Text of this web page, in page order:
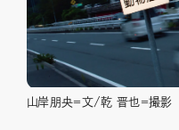
山岸朋央＝文/乾 晋也＝撮影